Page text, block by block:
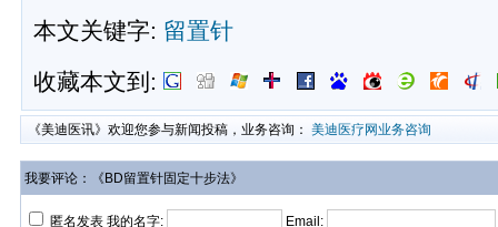
本文关键字: 留置针
收藏本文到:
《美迪医讯》欢迎您参与新闻投稿，业务咨询： 美迪医疗网业务咨询
我要评论：《BD留置针固定十步法》
匿名发表 我的名字: Email: